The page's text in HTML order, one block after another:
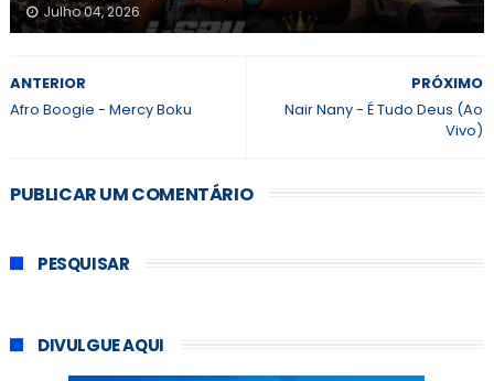
Julho 04, 2026
PRÓXIMO
Nair Nany - É Tudo Deus (Ao
Vivo)
ANTERIOR
Afro Boogie - Mercy Boku
PUBLICAR UM COMENTÁRIO
PESQUISAR
DIVULGUE AQUI